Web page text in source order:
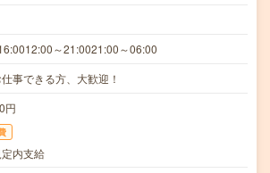
～21:0021:00～06:00
事できる方、大歓迎！
円
内支給